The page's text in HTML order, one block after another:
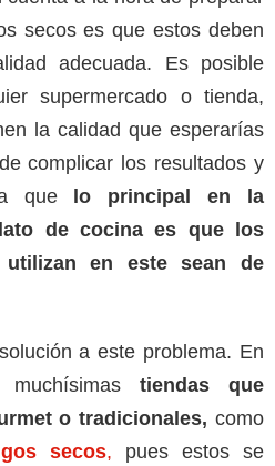
secos es que estos deben
adecuada. Es posible
supermercado o tienda,
la calidad que esperarías
complicar los resultados y
quelo principal en la
de cocina es que los
utilizan en este sean de
a este problema. En
muchísimastiendas que
o tradicionales, como
secos, pues estos se